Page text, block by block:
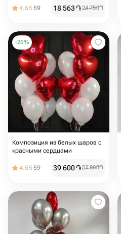
4.6559 18 563֏24 750֏
-25%
Композиция из белых шаров с
красными сердцами
4.6559 39 600֏52 800֏